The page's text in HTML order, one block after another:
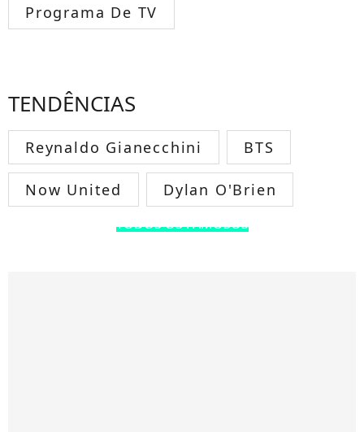
Programa De TV
TENDÊNCIAS
Reynaldo Gianecchini BTS
Now United Dylan O'Brien
TODOS OS FAMOSOS